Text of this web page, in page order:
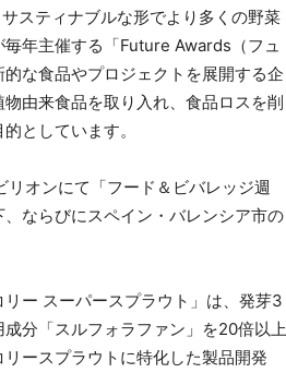
スティナブルな形でより多くの野菜
年主催する「Future Awards（フュ
な食品やプロジェクトを展開する企
由来食品を取り入れ、食品ロスを削
としています。
オンにて「フード＆ビバレッジ週
ならびにスペイン・バレンシア市の
ー スーパースプラウト」は、発芽3
分「スルフォラファン」を20倍以上
ースプラウトに特化した製品開発